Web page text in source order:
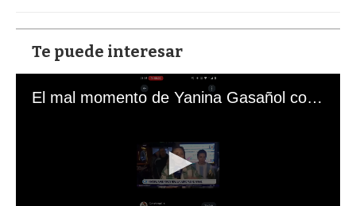
Te puede interesar
El mal momento de Yanina Gasañol con un hincha argentino en "Subrayado"